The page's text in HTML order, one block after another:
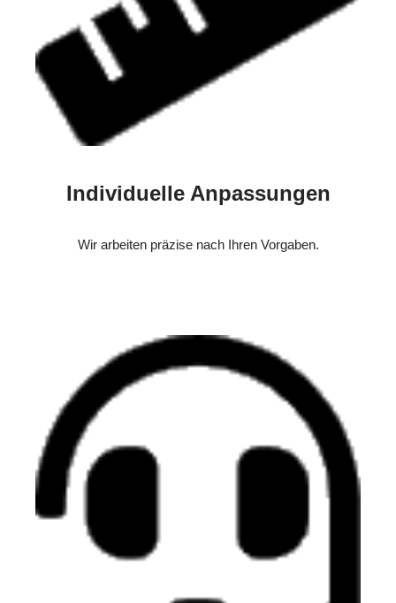
Individuelle Anpassungen
Wir arbeiten präzise nach Ihren Vorgaben.